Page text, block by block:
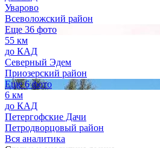
Уварово
Всеволожский район
Еще 36 фото
55 км
до КАД
Северный Эдем
Приозерский район
Еще 6 фото
6 км
до КАД
Петергофские Дачи
Петродворцовый район
Вся аналитика